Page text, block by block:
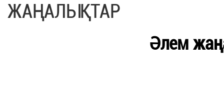
ЖАҢАЛЫҚТАР
Әлем